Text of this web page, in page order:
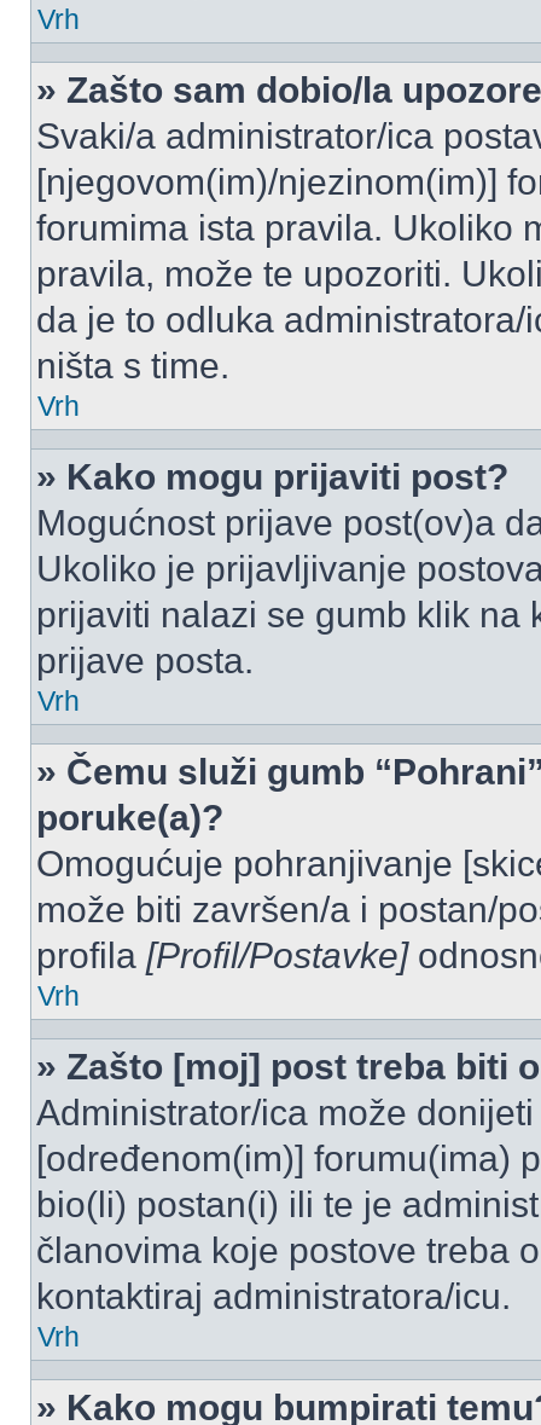
Vrh
» Zašto sam dobio/la
Svaki/a administrator/ica
[njegovom(im)/njezinom(im)]
forumima ista pravila. Ukoliko
pravila, može te upozoriti.
da je to odluka
ništa s time.
Vrh
» Kako mogu prijaviti post?
Mogućnost prijave post(ov)a
Ukoliko je prijavljivanje
prijaviti nalazi se gumb klik na
prijave posta.
Vrh
» Čemu služi gumb
poruke(a)?
Omogućuje pohranjivanje
može biti završen/a i postan/
profila [Profil/Postavke]
Vrh
» Zašto [moj] post treba biti
Administrator/ica može
[određenom(im)] forumu(ima)
bio(li) postan(i) ili te je
članovima koje postove treba
kontaktiraj administratora/icu.
Vrh
» Kako mogu bumpirati